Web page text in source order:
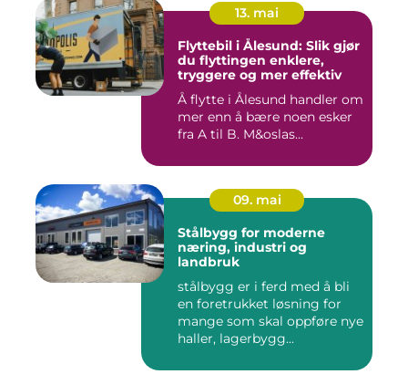
13. mai
Flyttebil i Ålesund: Slik gjør
du flyttingen enklere,
tryggere og mer effektiv
Å flytte i Ålesund handler om
mer enn å bære noen esker
fra A til B. M&oslas...
09. mai
Stålbygg for moderne
næring, industri og
landbruk
stålbygg er i ferd med å bli
en foretrukket løsning for
mange som skal oppføre nye
haller, lagerbygg...